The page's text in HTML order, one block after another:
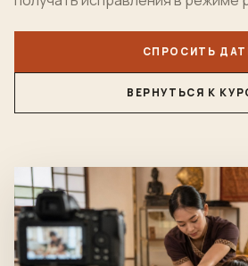
СПРОСИТЬ
ВЕРНУТЬСЯ К